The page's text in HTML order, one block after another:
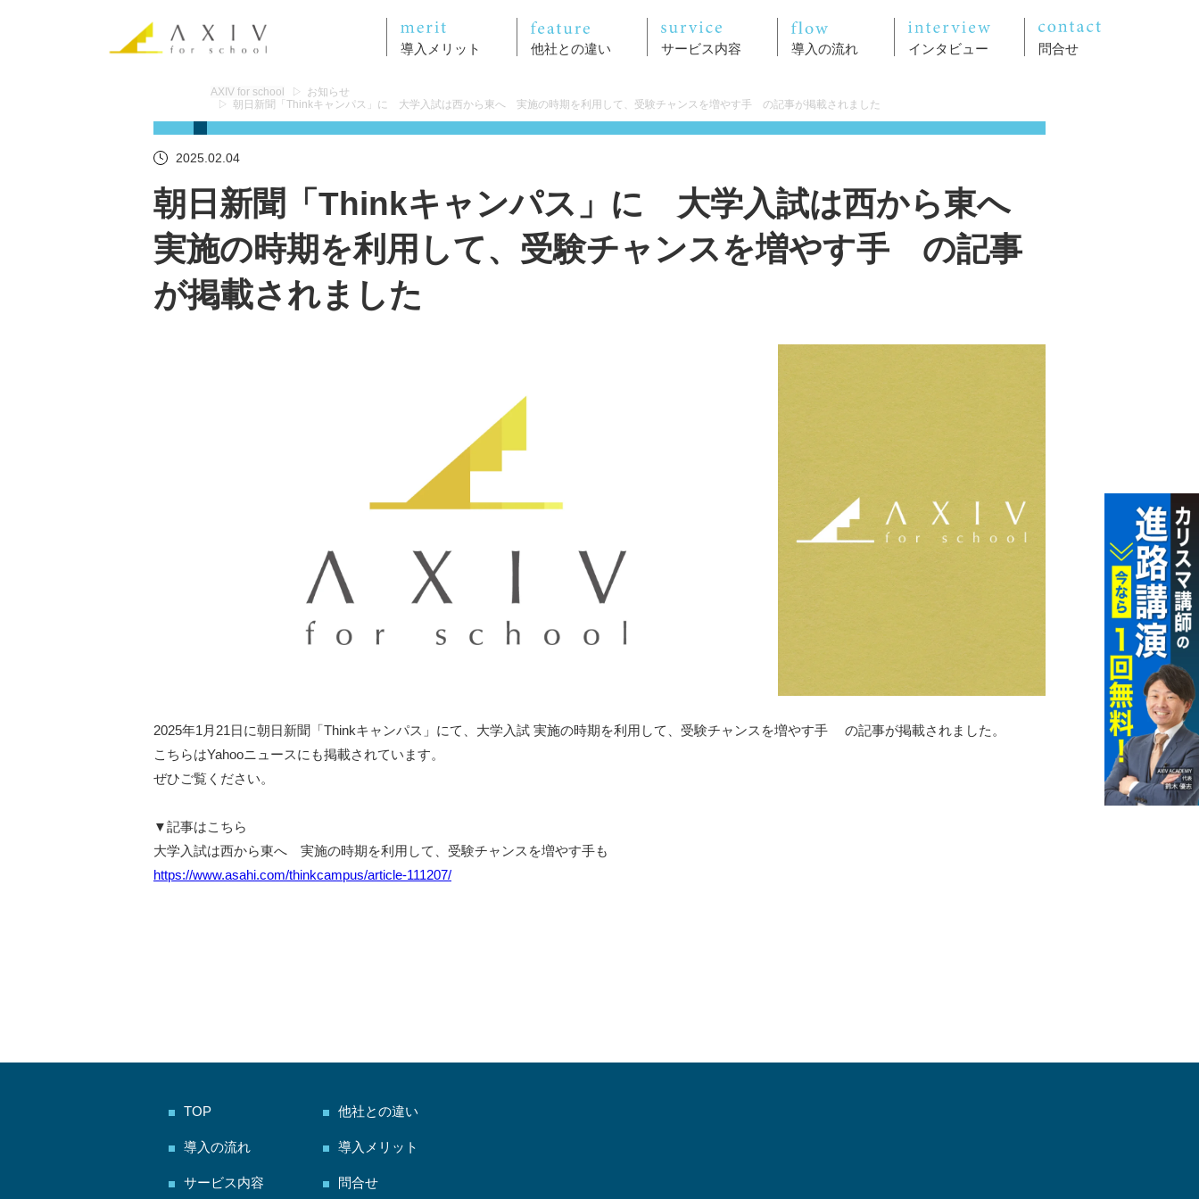
導入メリット 他社との違い サービス内容 導入の流れ インタビュー 問合せ
AXIV for school
お知らせ
朝日新聞「Thinkキャンパス」に 大学入試は西から東へ 実施の時期を利用して、受験チャンスを増やす手 の記事が掲載されました
2025.02.04
朝日新聞「Thinkキャンパス」に 大学入試は西から東へ
実施の時期を利用して、受験チャンスを増やす手 の記事
が掲載されました
2025年1月21日に朝日新聞「Thinkキャンパス」にて、大学入試 実施の時期を利用して、受験チャンスを増やす手 の記事が掲載されました。
こちらはYahooニュースにも掲載されています。
ぜひご覧ください。
▼記事はこちら
大学入試は西から東へ 実施の時期を利用して、受験チャンスを増やす手も
https://www.asahi.com/thinkcampus/article-111207/
TOP
導入の流れ
サービス内容
他社との違い
導入メリット
問合せ